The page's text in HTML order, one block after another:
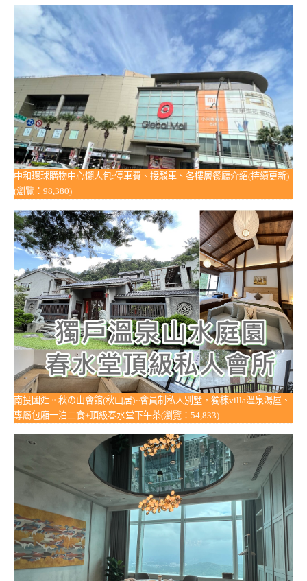
中和環球購物中心懶人包:停車費、接駁車、各樓層餐廳介紹(持續更新)
(瀏覽：98,380)
南投國姓。秋の山會館(秋山居)~會員制私人別墅，獨棟villa溫泉湯屋、
專屬包廂一泊二食+頂級春水堂下午茶(瀏覽：54,833)